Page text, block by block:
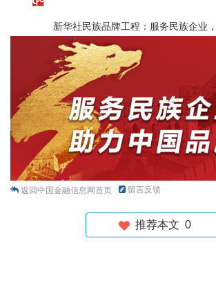
新华社民族品牌工程：服务民族企业
返回中国金融信息网首页 留言反馈
推荐本文 0